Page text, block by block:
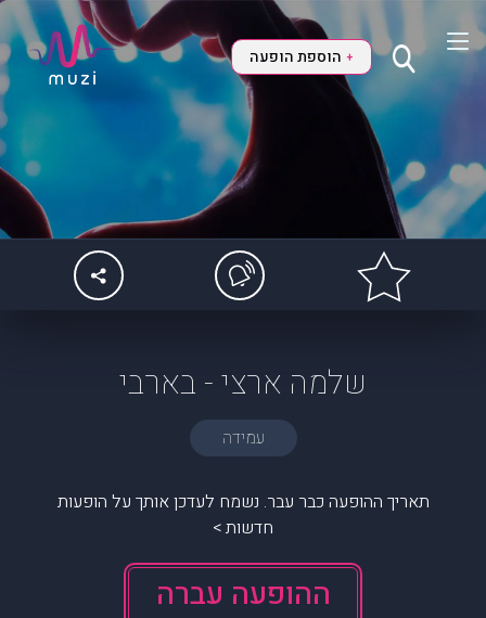
+ הוספת הופעה
שלמה ארצי - בארבי
עמידה
תאריך ההופעה כבר עבר. נשמח לעדכן אותך על הופעות
חדשות >
ההופעה עברה